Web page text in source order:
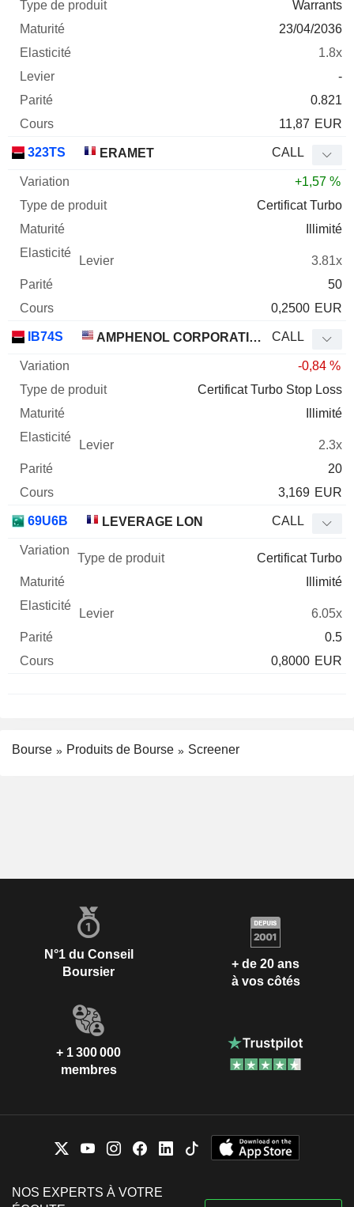
Warrants
23/04/2036
1.8x
-
0.821
11,87 EUR
323TS ERAMET CALL
+1,57 %
Certificat Turbo
Illimité
3.81x
50
0,2500 EUR
IB74S AMPHENOL CORPORATION CALL
-0,84 %
Certificat Turbo Stop Loss
Illimité
2.3x
20
3,169 EUR
69U6B LEVERAGE LON CALL
Certificat Turbo
Illimité
6.05x
0.5
0,8000 EUR
Bourse Produits de Bourse Screener
N°1 du Conseil
Boursier
+ de 20 ans
à vos côtés
+ 1 300 000
membres
NOS EXPERTS À VOTRE